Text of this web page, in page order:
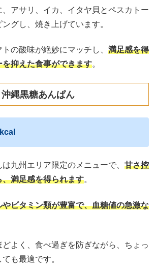
、アサリ、イカ、イタヤ貝とペスカトー
グし、焼き上げています。
の酸味が絶妙にマッチし、 満足感を得
抑えた食事ができます。
縄黒糖あんぱん
九州エリア限定のメニューで、 甘さ控
満足感を得られます。
やビタミン類が豊富で、血糖値の急激な
どよく、食べ過ぎを防ぎながら、ちょっ
も最適です。